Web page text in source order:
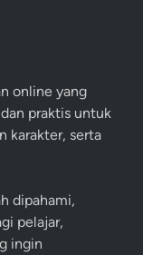
online yang
praktis untuk
karakter, serta
dipahami,
pelajar,
ingin